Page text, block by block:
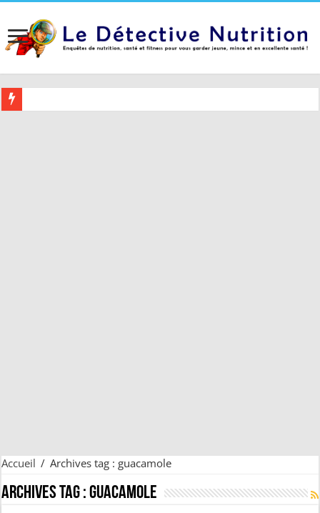
Accueil / Archives tag : guacamole
Archives tag :guacamole